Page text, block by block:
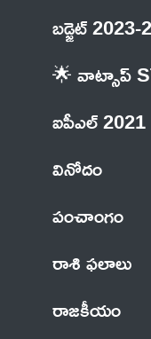
బడ్జెట్ 2023-
🌟 వాట్సాప్
ఐపీఎల్ 2021
వినోదం
పంచాంగం
రాశి ఫలాలు
రాజకీయం